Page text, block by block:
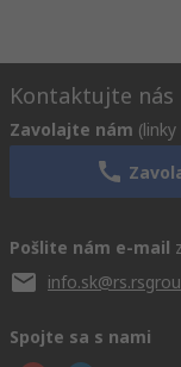
Kontaktujte nás
Zavolajte nám
Pošlite nám e-mail
Spojte sa s nami